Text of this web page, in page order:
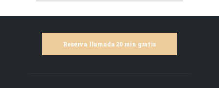
Reserva llamada 20 min gratis